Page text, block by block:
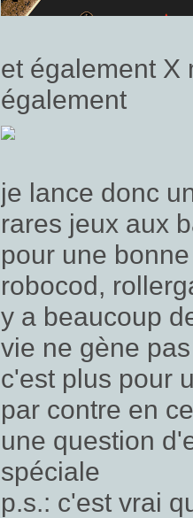
et également X
également
je lance donc
rares jeux aux
pour une
robocod,
y a beaucoup
vie ne gène
c'est plus pour
par contre en
une question
spéciale
p.s.: c'est vrai